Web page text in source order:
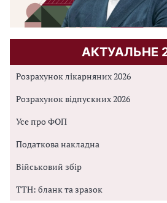
АКТУАЛЬНЕ
Розрахунок лікарняних 2026
Розрахунок відпускних 2026
Усе про ФОП
Податкова накладна
Військовий збір
ТТН: бланк та зразок